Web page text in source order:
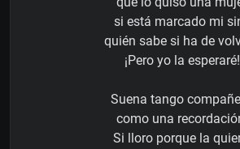
si está marcado mi
quién sabe si ha de
¡Pero yo la esperaré!
Suena tango
como una
Si lloro porque la